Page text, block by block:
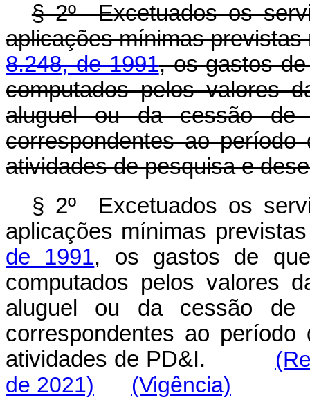
§ 2º Excetuados os
aplicações mínimas
8.248, de 1991, os gastos
computados pelos valores
aluguel ou da cessão de
correspondentes ao
atividades de pesquisa e
§ 2º Excetuados os
aplicações mínimas
de 1991, os gastos de
computados pelos valores
aluguel ou da cessão de
correspondentes ao
atividades de PD&I.
de 2021)
(Vigência)